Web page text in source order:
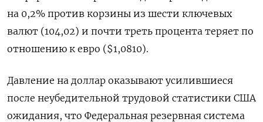
на 0,2% против корзины из шести ключевых
валют (104,02) и почти треть процента теряет по
отношению к евро ($1,0810).
Давление на доллар оказывают усилившиеся
после неубедительной трудовой статистики США
ожидания, что Федеральная резервная система